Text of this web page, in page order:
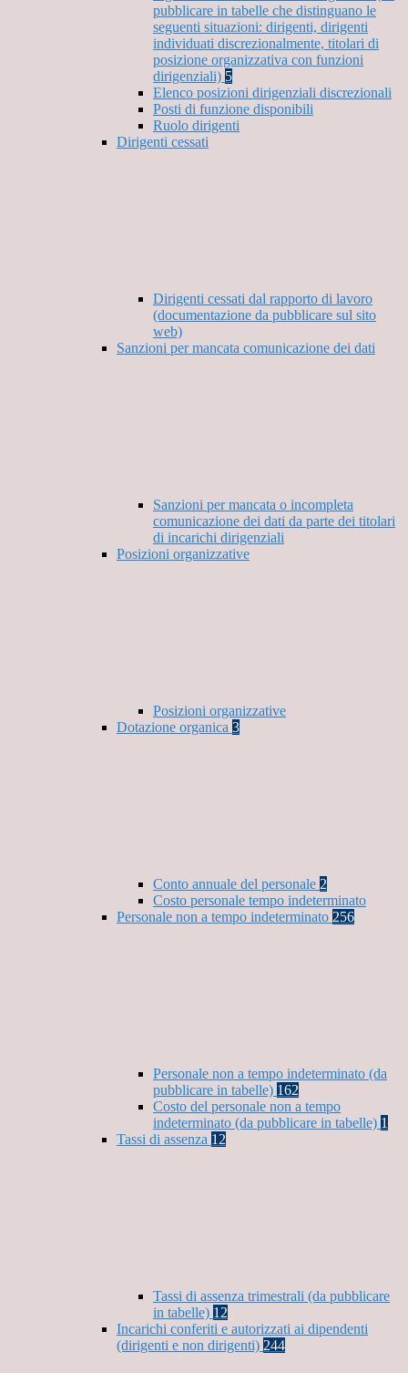
pubblicare in tabelle che distinguano le
seguenti situazioni: dirigenti, dirigenti
individuati discrezionalmente, titolari di
posizione organizzativa con funzioni
dirigenziali) 5
Elenco posizioni dirigenziali discrezionali
Posti di funzione disponibili
Ruolo dirigenti
Dirigenti cessati
Dirigenti cessati dal rapporto di lavoro
(documentazione da pubblicare sul sito
web)
Sanzioni per mancata comunicazione dei dati
Sanzioni per mancata o incompleta
comunicazione dei dati da parte dei titolari
di incarichi dirigenziali
Posizioni organizzative
Posizioni organizzative
Dotazione organica 3
Conto annuale del personale 2
Costo personale tempo indeterminato
Personale non a tempo indeterminato 256
Personale non a tempo indeterminato (da
pubblicare in tabelle) 162
Costo del personale non a tempo
indeterminato (da pubblicare in tabelle) 1
Tassi di assenza 12
Tassi di assenza trimestrali (da pubblicare
in tabelle) 12
Incarichi conferiti e autorizzati ai dipendenti
(dirigenti e non dirigenti) 244